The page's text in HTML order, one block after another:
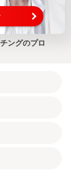
ングのプロ